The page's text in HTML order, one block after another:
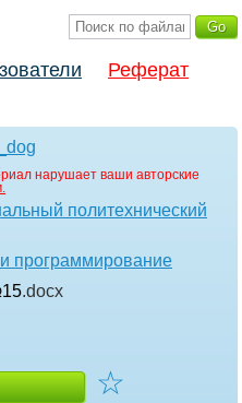
Реферат
нарушает ваши авторские
политехнический
программирование
.docx
☆